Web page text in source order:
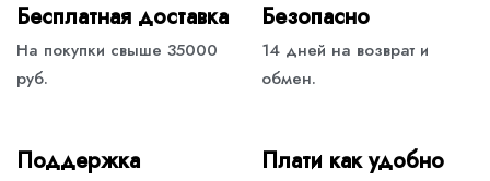
Бесплатная доставка
На покупки свыше 35000
руб.
Безопасно
14 дней на возврат и
обмен.
Поддержка Плати как удобно